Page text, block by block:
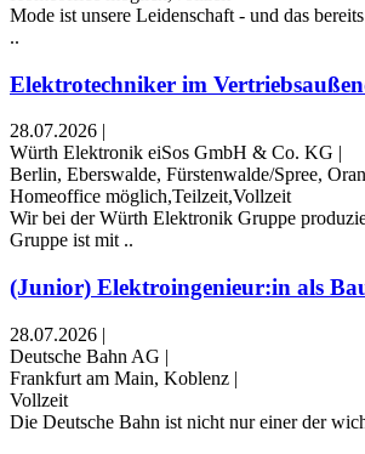
Mode ist unsere Leidenschaft - und das
..
Elektrotechniker im
28.07.2026 |
Würth Elektronik eiSos GmbH & Co. KG |
Berlin, Eberswalde, Fürstenwalde/Spree,
Homeoffice möglich,Teilzeit,Vollzeit
Wir bei der Würth Elektronik Gruppe
Gruppe ist mit ..
(Junior) Elektroingenieur:in als
28.07.2026 |
Deutsche Bahn AG |
Frankfurt am Main, Koblenz |
Vollzeit
Die Deutsche Bahn ist nicht nur einer der